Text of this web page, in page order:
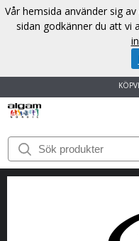
START
VARUMÄRKEN
Vår hemsida använder sig
sidan godkänner du att vi